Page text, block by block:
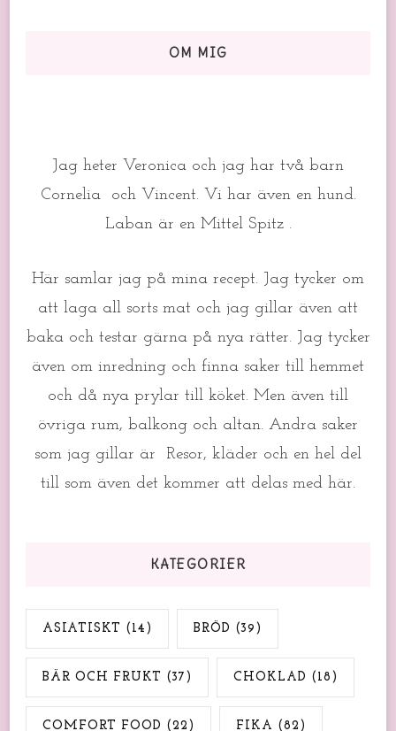
OM MIG
Jag heter Veronica och jag har två barn
Cornelia och Vincent. Vi har även en hund.
Laban är en Mittel Spitz .
Här samlar jag på mina recept. Jag tycker om
att laga all sorts mat och jag gillar även att
baka och testar gärna på nya rätter. Jag tycker
även om inredning och finna saker till hemmet
och då nya prylar till köket. Men även till
övriga rum, balkong och altan. Andra saker
som jag gillar är Resor, kläder och en hel del
till som även det kommer att delas med här.
KATEGORIER
ASIATISKT (14) BRÖD (39)
BÄR OCH FRUKT (37) CHOKLAD (18)
COMFORT FOOD (22) FIKA (82)